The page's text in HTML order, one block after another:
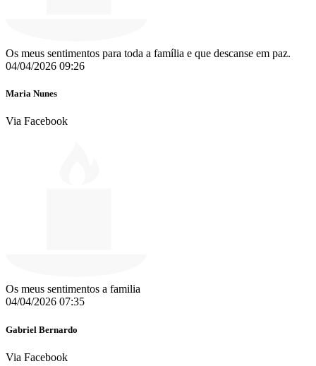
Os meus sentimentos para toda a família e que descanse em paz.
04/04/2026 09:26
Maria Nunes
Via Facebook
Os meus sentimentos a familia
04/04/2026 07:35
Gabriel Bernardo
Via Facebook